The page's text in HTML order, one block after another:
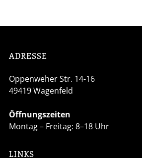
ADRESSE
Oppenweher Str. 14-16
49419 Wagenfeld
Öffnungszeiten
Montag – Freitag: 8–18 Uhr
LINKS